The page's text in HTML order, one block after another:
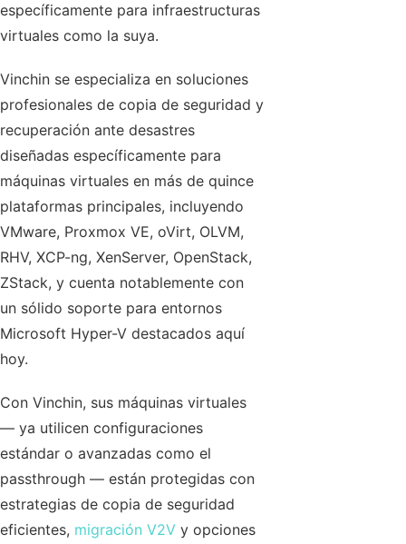
específicamente para infraestructuras
virtuales como la suya.
Vinchin se especializa en soluciones
profesionales de copia de seguridad y
recuperación ante desastres
diseñadas específicamente para
máquinas virtuales en más de quince
plataformas principales, incluyendo
VMware, Proxmox VE, oVirt, OLVM,
RHV, XCP-ng, XenServer, OpenStack,
ZStack, y cuenta notablemente con
un sólido soporte para entornos
Microsoft Hyper-V destacados aquí
hoy.
Con Vinchin, sus máquinas virtuales
— ya utilicen configuraciones
estándar o avanzadas como el
passthrough — están protegidas con
estrategias de copia de seguridad
eficientes, migración V2V y opciones